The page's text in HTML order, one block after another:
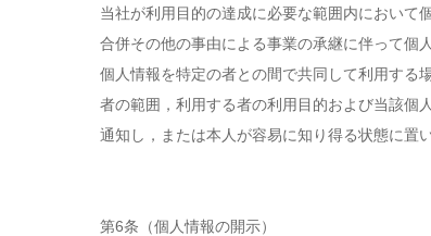
当社が利用目的の達成に必要な範囲内において
合併その他の事由による事業の承継に伴って個
個人情報を特定の者との間で共同して利用する
者の範囲，利用する者の利用目的および当該個
通知し，または本人が容易に知り得る状態に置
第6条（個人情報の開示）